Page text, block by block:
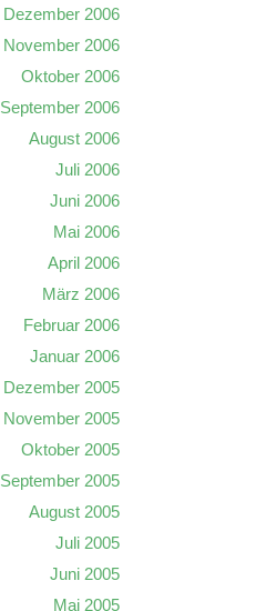
Dezember 2006
November 2006
Oktober 2006
September 2006
August 2006
Juli 2006
Juni 2006
Mai 2006
April 2006
März 2006
Februar 2006
Januar 2006
Dezember 2005
November 2005
Oktober 2005
September 2005
August 2005
Juli 2005
Juni 2005
Mai 2005